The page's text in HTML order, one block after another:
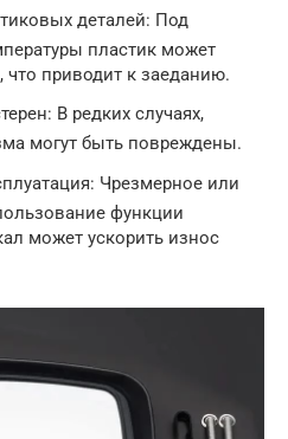
деталей: Под
пластик может
что приводит к заеданию.
В редких случаях,
могут быть повреждены.
Чрезмерное или
функции
может ускорить износ